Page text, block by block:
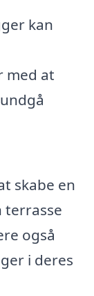
kan
med at
skabe en
terrasse
også
i deres